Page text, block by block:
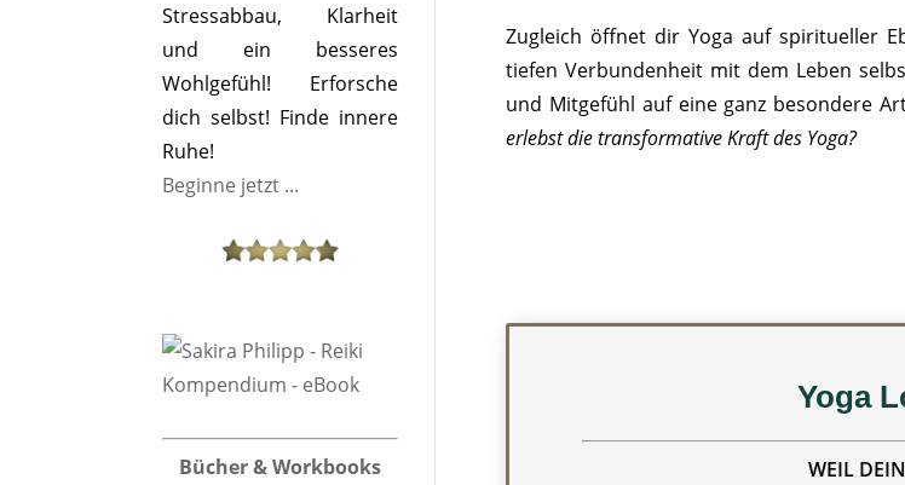
Zugleich öffnet dir Yoga auf spiritueller
tiefen Verbundenheit mit dem Leben
und Mitgefühl auf eine ganz besondere
erlebst die transformative Kraft des Yoga?
Yoga
WEIL
Stressabbau, Klarheit
und ein besseres
Wohlgefühl! Erforsche
dich selbst! Finde innere
Ruhe!
Beginne jetzt ...
Bücher & Workbooks